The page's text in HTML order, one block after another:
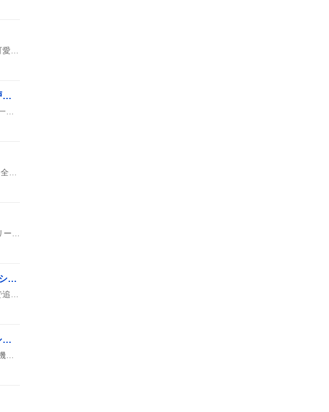
リゼ・ヘルエスタが配信した『ぽこ あ ポケモン』第一弾DLCでは、海中の街や可愛い水ポケモンが登場し、サメハダーとの歴史的和解が披露された。視聴者は感動と歓声を上げ、次回作への期待も高まった。
カワラボストア、開店直後に激混雑・整理券配布停止でファン歓喜と戸惑い
原宿のカワラボストアが本日オープンし、すぐに激混みが発生。整理券の配布が一時止められ、16時以降に再開されたとの声が多数。限定グッズは即完売で、レジでも長時間待ちの様子がSNSで話題になっている。
VCR RUSTの最終日がやってきて、にじさんじのVTuberたちが「やり残したこと全部やる！」と意気込んで配信を開始し、ボス討伐や海賊団の最後の航海を楽しんでいる様子がツイートで広がっている。
水曜Dで中山功太が怖い話を披露し、同じ内容が漫談に変身。放送中に画面がフリーズしたりノイズが入ったりして、視聴者からは『怖い！』『笑える！』と大盛り上がりで、点数評価でも上位にランクインした。
「今夜もシリアルキラーと待ち合わせ」第6話、緊迫シーンとかわいいシールでファン熱狂
第6話が放送され、登場人物の怪我や緊迫した展開が話題に。視聴者はリアタイで追いかけ、ぷくぷくシールや縦山裕二のガチャなどのグッズ情報をシェアした。
破れないストッキングの安全性議論、エスカレーターや機械巻き込みシナリオがSNSで拡散
Twitterで「破れないストッキング」の安全性が取り上げられ、エスカレーターや機械に巻き込まれるシーンが想像され、破れないことが逆に危険になるという声が広がっている。